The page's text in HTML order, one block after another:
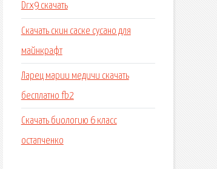
Drx9 скачать
Скачать скин саске сусано для
майнкрафт
Ларец марии медичи скачать
бесплатно fb2
Скачать биологию 6 класс
остапченко